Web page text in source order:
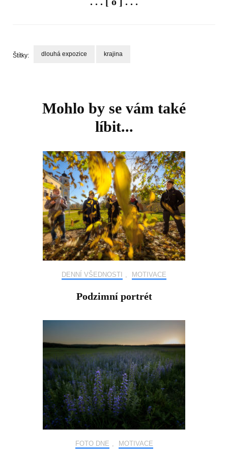
Štítky: dlouhá expozice krajina
Mohlo by se vám také
líbit...
DENNÍ VŠEDNOSTI , MOTIVACE
Podzimní portrét
FOTO DNE , MOTIVACE